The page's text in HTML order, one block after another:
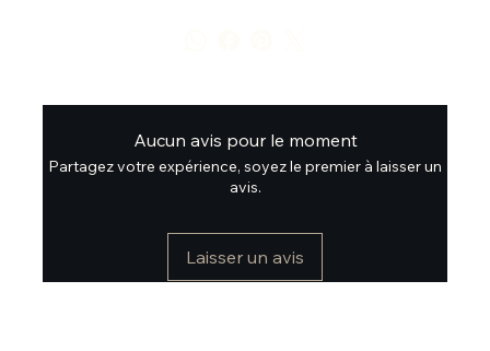
Aucun avis pour le moment
Partagez votre expérience, soyez le premier à laisser un
avis.
Laisser un avis